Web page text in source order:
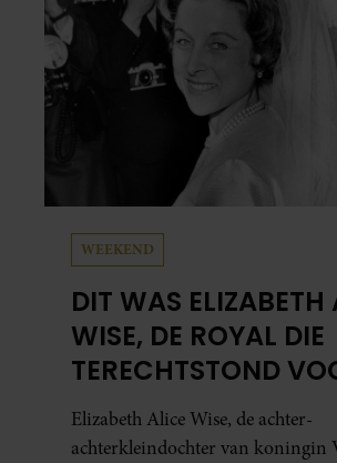
WEEKEND
DIT WAS ELIZABETH
WISE, DE ROYAL DIE
TERECHTSTOND
DOOD VAN HAAR
Elizabeth Alice Wise, de achter-
achterkleindochter van koningin